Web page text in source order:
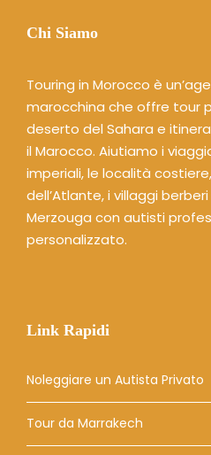
Chi Siamo
Touring in Morocco è
marocchina che offre tour
deserto del Sahara e
il Marocco. Aiutiamo i
imperiali, le località
dell’Atlante, i villaggi
Merzouga con autisti
personalizzato.
Link Rapidi
Noleggiare un Autista Privato
Tour da Marrakech